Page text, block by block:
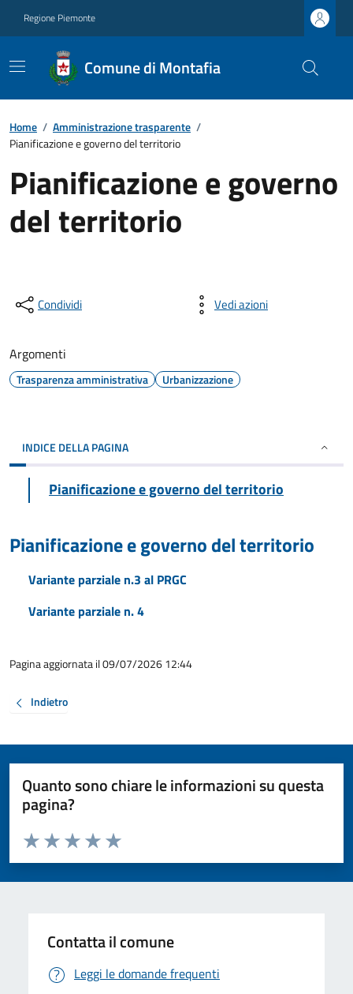
Regione Piemonte
Comune di Montafia
Home / Amministrazione trasparente /
Pianificazione e governo del territorio
Pianificazione e governo
del territorio
Condividi Vedi azioni
Argomenti
Trasparenza amministrativa Urbanizzazione
INDICE DELLA PAGINA
Pianificazione e governo del territorio
Pianificazione e governo del territorio
Variante parziale n.3 al PRGC
Variante parziale n. 4
Pagina aggiornata il 09/07/2026 12:44
Indietro
Quanto sono chiare le informazioni su questa
pagina?
Valuta da 1 a 5 stelle la pagina
Valuta 5 stelle su 5
Valuta 4 stelle su 5
Valuta 3 stelle su 5
Valuta 2 stelle su 5
Valuta 1 stelle su 5
Contatta il comune
Leggi le domande frequenti